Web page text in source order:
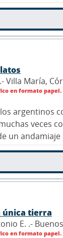
Villa María,
en formato papel.
argentinos
veces
un andamiaje
única tierra
E. .-
en formato papel.